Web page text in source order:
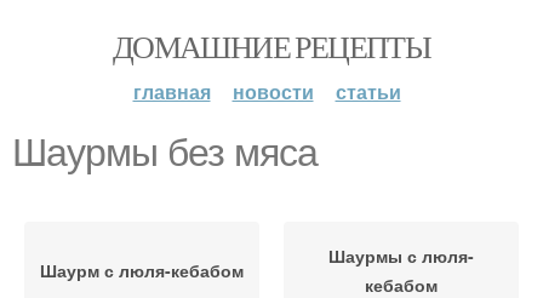
ДОМАШНИЕ РЕЦЕПТЫ
главная новости статьи
Шаурмы без мяса
Шаурм с люля-кебабом
Шаурмы с люля-
кебабом